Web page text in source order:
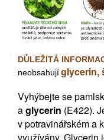
DŮLEŽITÁ
neobsahujíglycerin,
Vyhýbejte se
aglycerin (E422).
v potravinářském a
využívány. Glycerin